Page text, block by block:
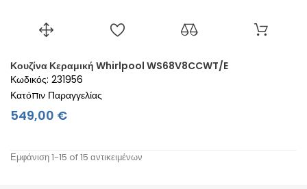
Κουζίνα Κεραμική Whirlpool WS68V8CCWT/E
Κωδικός: 231956
Κατόπιν Παραγγελίας
549,00 €Τιμή
Εμφάνιση 1-15 of 15 αντικειμένων